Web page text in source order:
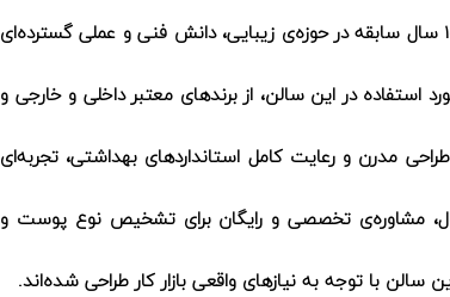
خانم المیرا حسن‌پور با بیش از ۱۰ سال سابقه در حوزه‌ی زیبایی، دانش فنی و عملی گسترده‌ای
در این سالن، از برندهای معتبر داخلی و خارجی و
مدرن و رعایت کامل استانداردهای بهداشتی، تجربه‌ای
مشاوره‌ی تخصصی و رایگان برای تشخیص نوع پوست و
سالن با توجه به نیازهای واقعی بازار کار طراحی شده‌اند.